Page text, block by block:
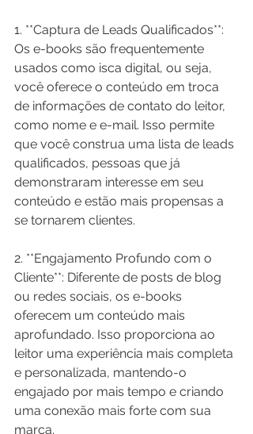
1. **Captura de Leads Qualificados**:
Os e-books são frequentemente
usados como isca digital, ou seja,
você oferece o conteúdo em troca
de informações de contato do leitor,
como nome e e-mail. Isso permite
que você construa uma lista de leads
qualificados, pessoas que já
demonstraram interesse em seu
conteúdo e estão mais propensas a
se tornarem clientes.
2. **Engajamento Profundo com o
Cliente**: Diferente de posts de blog
ou redes sociais, os e-books
oferecem um conteúdo mais
aprofundado. Isso proporciona ao
leitor uma experiência mais completa
e personalizada, mantendo-o
engajado por mais tempo e criando
uma conexão mais forte com sua
marca.